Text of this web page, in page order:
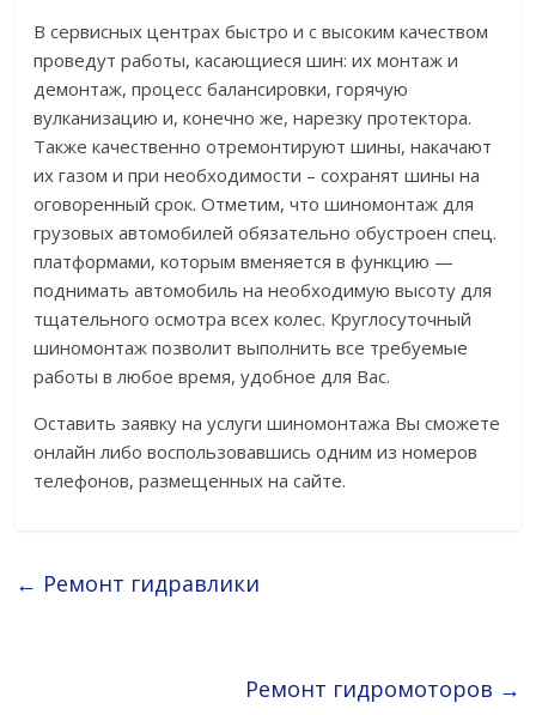
В сервисных центрах быстро и с высоким качеством
проведут работы, касающиеся шин: их монтаж и
демонтаж, процесс балансировки, горячую
вулканизацию и, конечно же, нарезку протектора.
Также качественно отремонтируют шины, накачают
их газом и при необходимости – сохранят шины на
оговоренный срок. Отметим, что шиномонтаж для
грузовых автомобилей обязательно обустроен спец.
платформами, которым вменяется в функцию —
поднимать автомобиль на необходимую высоту для
тщательного осмотра всех колес. Круглосуточный
шиномонтаж позволит выполнить все требуемые
работы в любое время, удобное для Вас.
Оставить заявку на услуги шиномонтажа Вы сможете
онлайн либо воспользовавшись одним из номеров
телефонов, размещенных на сайте.
← Ремонт гидравлики
Ремонт гидромоторов →